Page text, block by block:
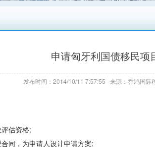
申请匈牙利国债移民项
发布时间：2014/10/11 7:57:55 来源：乔鸿国际
估资格;
同，为申请人设计申请方案;